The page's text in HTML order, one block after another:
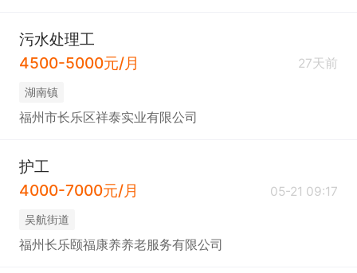
污水处理工
4500-5000元/月
27天前
​湖南镇
福州市长乐区祥泰实业有限公司
护工
4000-7000元/月
05-21 09:17
吴航街道
福州长乐颐福康养养老服务有限公司